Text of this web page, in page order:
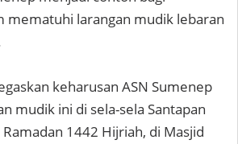
mematuhi larangan mudik lebaran
keharusan ASN Sumenep
mudik ini di sela-sela Santapan
Ramadan 1442 Hijriah, di Masjid